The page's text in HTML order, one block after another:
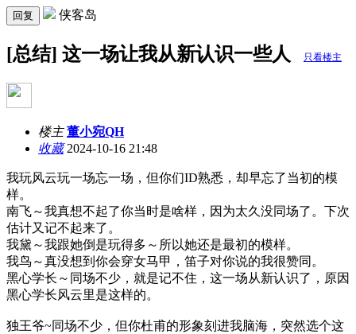
回复 侠客岛
[总结] 这一场让我从新认识一些人 只看楼主
楼主 董小宛QH
收藏2024-10-16 21:48
我玩风云玩一场忘一场，但你们ID熟悉，却早忘了当初的模
样。
南飞～我真想不起了你当时是啥样，因为太久没同场了。下次
估计又记不起来了。
我黛～我跟她倒是玩得多～所以她还是最初的模样。
我鸟～真没想到你会穿女马甲，笛子对你说的我很赞同。
黑心学长～同场不少，就是记不住，这一场从新认识了，原因
黑心学长风云里是这样的。
独王爷~同场不少，但你杜甫的形象刻进我脑海，突然选个这